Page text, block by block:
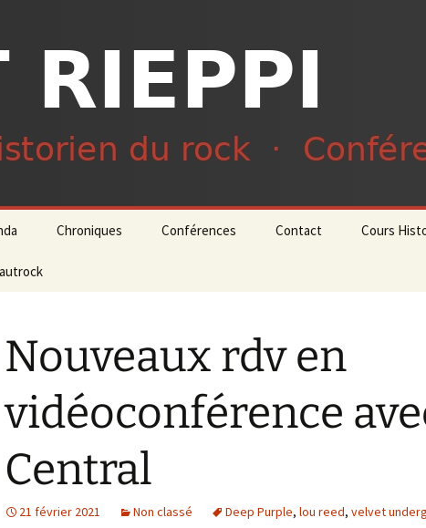
Chroniques Conférences Contact Cours
Nouveaux rdv en
vidéoconférence
Central
21 février 2021 Non classé Deep Purple, lou reed, velvet